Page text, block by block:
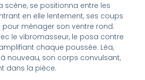
scène, se positionna entre les
en elle lentement, ses coups
pour ménager son ventre rond.
le vibromasseur, le posa contre
chaque poussée. Léa,
nouveau, son corps convulsant,
dans la pièce.